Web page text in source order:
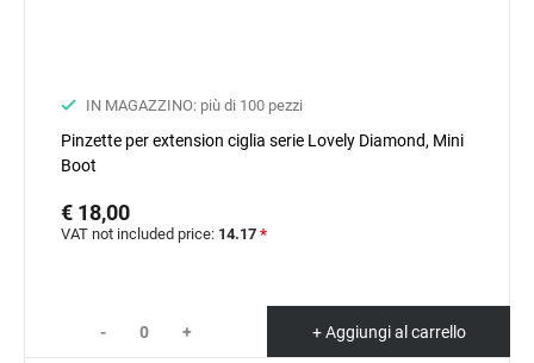
IN MAGAZZINO: più di 100 pezzi
Pinzette per extension ciglia serie Lovely Diamond, Mini
Boot
€ 18,00
VAT not included price: 14.17 *
- + + Aggiungi al carrello